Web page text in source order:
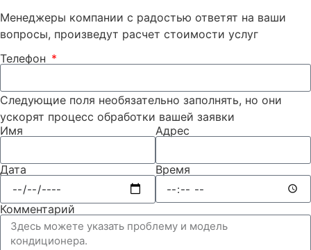
Менеджеры компании с радостью ответят на ваши
вопросы, произведут расчет стоимости услуг
Телефон
Следующие поля необязательно заполнять, но они
ускорят процесс обработки вашей заявки
Имя
Адрес
Дата Время
Комментарий